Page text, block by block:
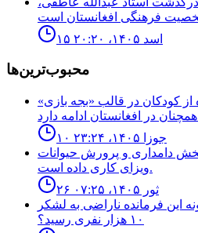
۱۵ اسد ۱۴۰۵، ۲۰:۲۰
محبوب‌ترین‌ها
از كودكان در قالب «بجه بازى»
۱۰ جوزا ۱۴۰۵، ۲۳:۲۴
در بخش دامداری و پرورش حیوانات
ویزای کاری داده است.
۲۶ ثور ۱۴۰۵، ۰۷:۲۵
اين فرمانده ناراضى به لشكر
١٠ هزار نفرى رسيد؟